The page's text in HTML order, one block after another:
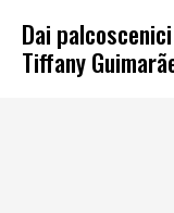
Dai
Tiffany